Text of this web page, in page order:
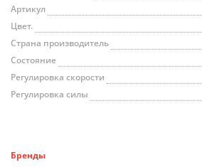
Артикул
Цвет.
Страна производитель
Состояние
Регулировка скорости
Регулировка силы
Бренды